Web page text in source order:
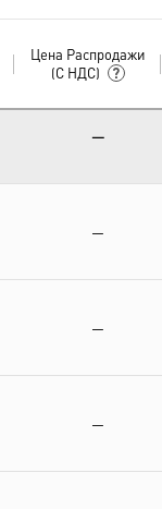
Цена Распродажи
(С НДС)
—
—
—
—